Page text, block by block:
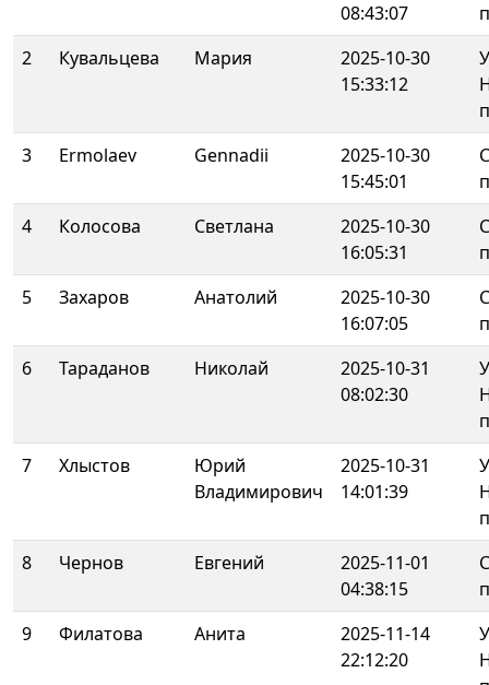
08:43:07
2
Кувальцева Мария
2025-10-30
15:33:12
3
Ermolaev Gennadii
2025-10-30
15:45:01
4
Колосова Светлана
2025-10-30
16:05:31
5
Захаров Анатолий
2025-10-30
16:07:05
6
Тараданов Николай
2025-10-31
08:02:30
7
Хлыстов
Юрий
Владимирович
2025-10-31
14:01:39
8
Чернов Евгений
2025-11-01
04:38:15
9
Филатова Анита
2025-11-14
22:12:20